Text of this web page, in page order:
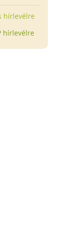
hírlevélre
hírlevélre